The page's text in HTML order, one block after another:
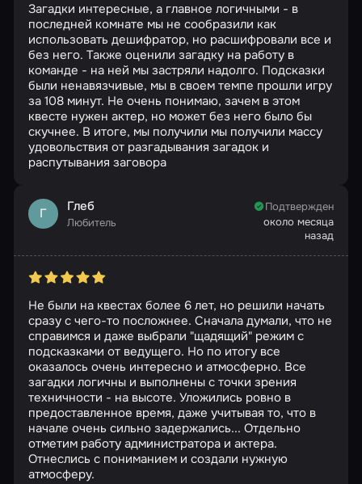
Загадки интересные, а главное логичными - в
последней комнате мы не сообразили как
использовать дешифратор, но расшифровали все и
без него. Также оценили загадку на работу в
команде - на ней мы застряли надолго. Подсказки
были ненавязчивые, мы в своем темпе прошли игру
за 108 минут. Не очень понимаю, зачем в этом
квесте нужен актер, но может без него было бы
скучнее. В итоге, мы получили мы получили массу
удовольствия от разгадывания загадок и
распутывания заговора
Г Глеб
Любитель
Подтвержден
около месяца
назад
Не были на квестах более 6 лет, но решили начать
сразу с чего-то посложнее. Сначала думали, что не
справимся и даже выбрали "щадящий" режим с
подсказками от ведущего. Но по итогу все
оказалось очень интересно и атмосферно. Все
загадки логичны и выполнены с точки зрения
техничности - на высоте. Уложились ровно в
предоставленное время, даже учитывая то, что в
начале очень сильно задержались... Отдельно
отметим работу администратора и актера.
Отнеслись с пониманием и создали нужную
атмосферу.